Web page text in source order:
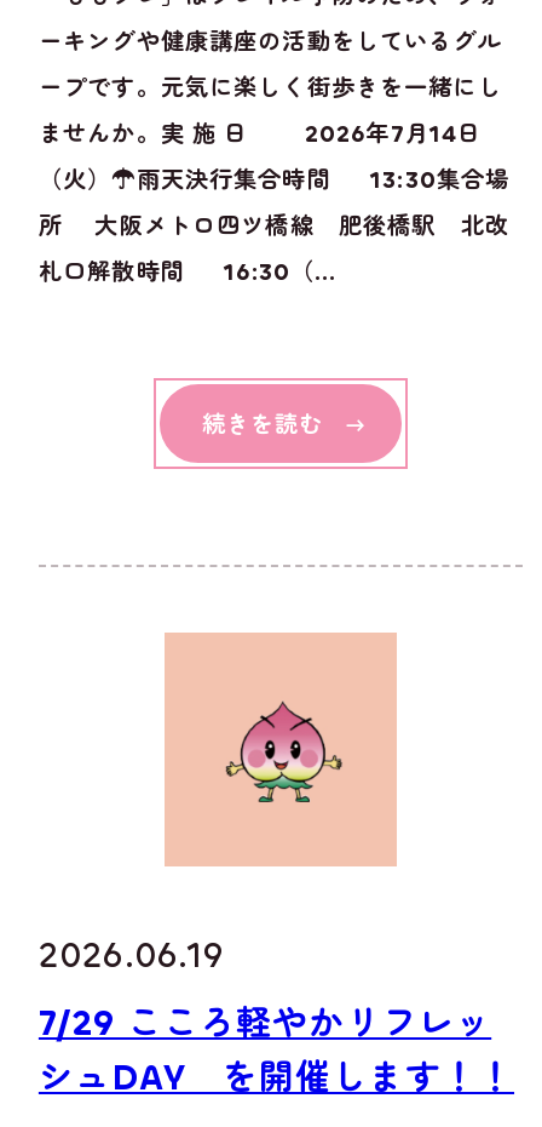
ーキングや健康講座の活動をしているグル
ープです。元気に楽しく街歩きを一緒にし
ませんか。実 施 日 2026年7月14日
（火）☂雨天決行集合時間 13:30集合場
所 大阪メトロ四ツ橋線 肥後橋駅 北改
札口解散時間 16:30（...
続きを読む
2026.06.19
7/29 こころ軽やかリフレッ
シュDAY を開催します！！